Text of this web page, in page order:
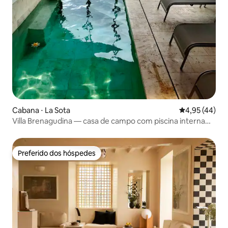
Cabana ⋅ La Sota 4,95 de uma
4,95 (44)
Villa Brenagudina — casa de campo com piscina interna
Preferido dos hóspedes
Preferido dos hóspedes